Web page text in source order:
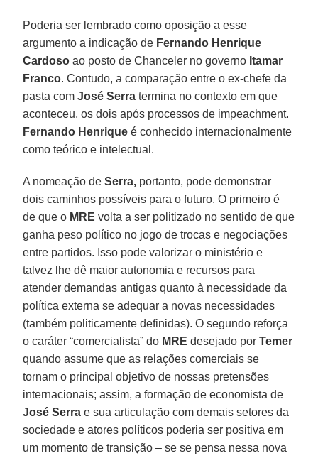
Poderia ser lembrado como oposição a esse
argumento a indicação de Fernando Henrique
Cardoso ao posto de Chanceler no governo Itamar
Franco. Contudo, a comparação entre o ex-chefe da
pasta comJosé Serra termina no contexto em que
aconteceu, os dois após processos de impeachment.
Fernando Henrique é conhecido internacionalmente
como teórico e intelectual.
A nomeação deSerra, portanto, pode demonstrar
dois caminhos possíveis para o futuro. O primeiro é
de que o MRE volta a ser politizado no sentido de que
ganha peso político no jogo de trocas e negociações
entre partidos. Isso pode valorizar o ministério e
talvez lhe dê maior autonomia e recursos para
atender demandas antigas quanto à necessidade da
política externa se adequar a novas necessidades
(também politicamente definidas). O segundo reforça
o caráter “comercialista” do MRE desejado porTemer
quando assume que as relações comerciais se
tornam o principal objetivo de nossas pretensões
internacionais; assim, a formação de economista de
José Serra e sua articulação com demais setores da
sociedade e atores políticos poderia ser positiva em
um momento de transição – se se pensa nessa nova